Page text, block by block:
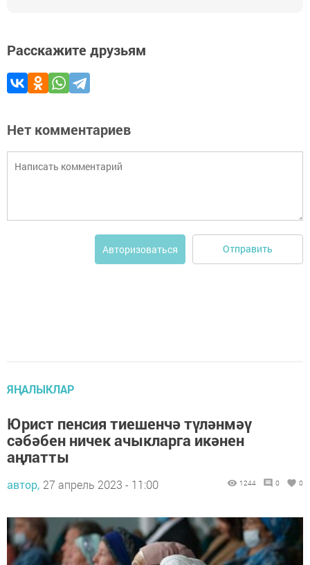
Расскажите друзьям
Нет комментариев
Авторизоваться Отправить
ЯҢАЛЫКЛАР
Юрист пенсия тиешенчә түләнмәү
сәбәбен ничек ачыкларга икәнен
аңлатты
автор, 27 апрель 2023 - 11:00 1244 0 0